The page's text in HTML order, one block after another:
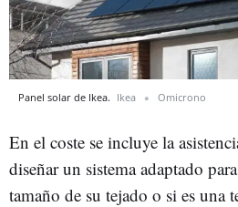
Panel solar de Ikea. Ikea Omicrono
En el coste se incluye la
diseñar un sistema adaptado
tamaño de su tejado o si es una